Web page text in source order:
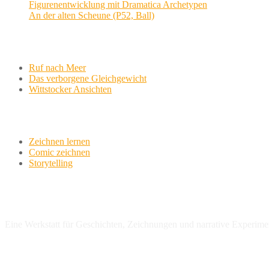
Figurenentwicklung mit Dramatica Archetypen
An der alten Scheune (P52, Ball)
Ruf nach Meer
Das verborgene Gleichgewicht
Wittstocker Ansichten
Zeichnen lernen
Comic zeichnen
Storytelling